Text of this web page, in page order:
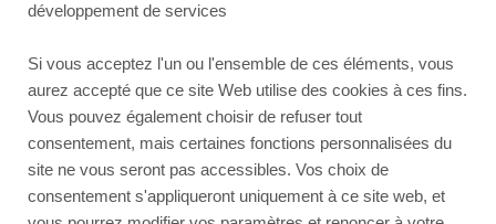
développement de services
Si vous acceptez l'un ou l'ensemble de ces éléments, vous
aurez accepté que ce site Web utilise des cookies à ces fins.
Vous pouvez également choisir de refuser tout
consentement, mais certaines fonctions personnalisées du
site ne vous seront pas accessibles. Vos choix de
consentement s'appliqueront uniquement à ce site web, et
Reload to try again, or go back.
Reload Back